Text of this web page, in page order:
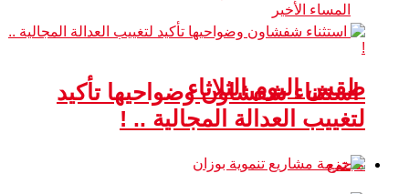
طقس اليوم الثلاثاء
مجتمع
استثناء شفشاون وضواحيها تأكيد
لتغييب العدالة المجالية .. !